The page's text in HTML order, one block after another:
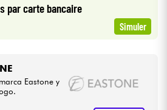
nuestras marcas
• BRUXELLES
par carte bancaire
Simuler
Eastone y